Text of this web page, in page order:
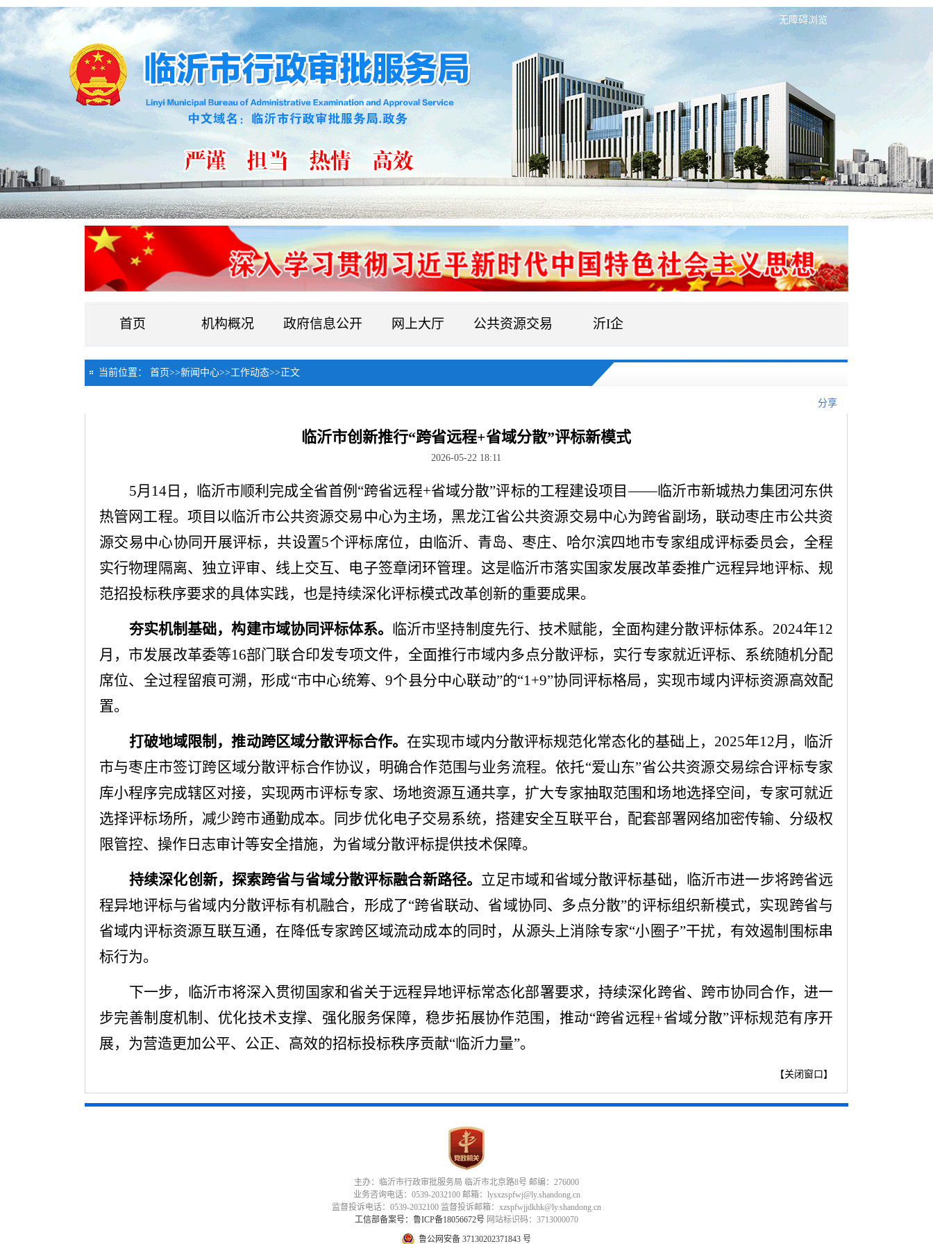
无障碍浏览
首页 机构概况 政府信息公开 网上大厅 公共资源交易 沂I企
当前位置： 首页>>新闻中心>>工作动态>> 正文
分享
临沂市创新推行“跨省远程+省域分散”评标新模式
2026-05-22 18:11
5月14日，临沂市顺利完成全省首例“跨省远程+省域分散”评标的工程建设项目——临沂市新城热力集团河东供
热管网工程。项目以临沂市公共资源交易中心为主场，黑龙江省公共资源交易中心为跨省副场，联动枣庄市公共资
源交易中心协同开展评标，共设置5个评标席位，由临沂、青岛、枣庄、哈尔滨四地市专家组成评标委员会，全程
实行物理隔离、独立评审、线上交互、电子签章闭环管理。这是临沂市落实国家发展改革委推广远程异地评标、规
范招投标秩序要求的具体实践，也是持续深化评标模式改革创新的重要成果。
夯实机制基础，构建市域协同评标体系。 临沂市坚持制度先行、技术赋能，全面构建分散评标体系。 2024年12
月， 市发展改革委等16部门联合印发专项文件，全面推行市域内多点分散评标， 实行专家就近评标、 系统随机分配
席位、 全过程留痕可溯，形成“市中心统筹、9个县分中心联动”的“1+9”协同评标格局 ， 实现市域内评标资源高效配
置。
打破地域限制 ，推动跨区域分散评标合作。 在实现市域内分散评标规范化常态化的基础上， 2025年12月，临沂
市与枣庄市签订跨区域分散评标合作协议，明确合作范围与业务流程。依托“爱山东”省公共资源交易综合评标专家
库小程序完成辖区对接，实现两市评标专家、场地资源互通共享，扩大专家抽取范围和场地选择空间，专家可就近
选择评标场所， 减少跨市通勤成本。同步优化电子交易系统，搭建安全互联平台， 配套部署网络加密传输、分级权
限管控、操作日志审计等安全措施，为省域分散评标提供技术保障。
持续深化创新，探索跨省与省域分散评标融合新路径。 立足市域和省域分散评标基础，临沂市进一步将跨省远
程异地评标与省域内分散评标有机融合，形成了“跨省联动、省域协同、多点分散”的评标组织新模式，实现跨省与
省域内评标资源互联互通，在降低专家跨区域流动成本的同时，从源头上消除专家“小圈子”干扰，有效遏制围标串
标行为。
下一步，临沂市将深入贯彻国家和省关于远程异地评标常态化部署要求，持续深化跨省、跨市协同合作，进一
步完善制度机制、优化技术支撑、强化服务保障，稳步拓展协作范围，推动“跨省远程+省域分散”评标规范有序开
展，为营造更加公平、公正、高效的招标投标秩序贡献“临沂力量”。
【关闭窗口 】
主办：临沂市行政审批服务局 临沂市北京路8号 邮编：276000
业务咨询电话：0539-2032100 邮箱：lysxzspfwj@ly.shandong.cn
监督投诉电话：0539-2032100 监督投诉邮箱：xzspfwjjdkhk@ly.shandong.cn
工信部备案号：鲁ICP备18056672号 网站标识码：3713000070
鲁公网安备 37130202371843 号